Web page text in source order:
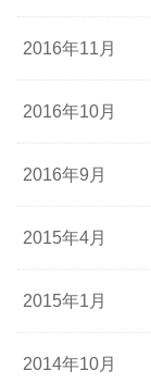
2016年11月
2016年10月
2016年9月
2015年4月
2015年1月
2014年10月